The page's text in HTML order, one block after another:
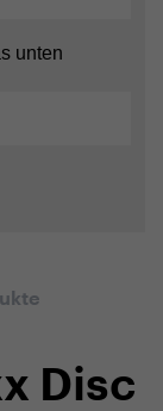
unten
Disc